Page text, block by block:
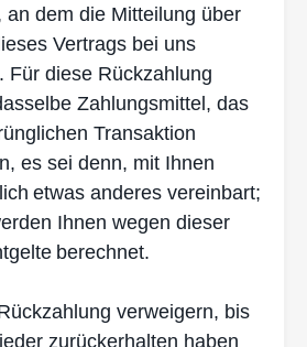
an dem die Mitteilung über
Vertrags bei uns
Für diese Rückzahlung
Zahlungsmittel, das
Transaktion
es sei denn, mit Ihnen
etwas anderes vereinbart;
Ihnen wegen dieser
berechnet.
verweigern, bis
zurückerhalten haben